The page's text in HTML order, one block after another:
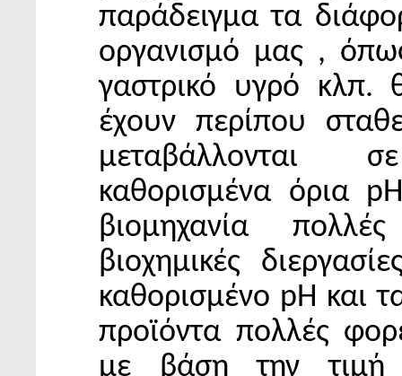
παράδειγμα τα
οργανισμό μας ,
γαστρικό υγρό κλπ.
έχουν περίπου
μεταβάλλονται
καθορισμένα όρια
βιομηχανία
βιοχημικές
καθορισμένο pH και
προϊόντα πολλές
με βάση την